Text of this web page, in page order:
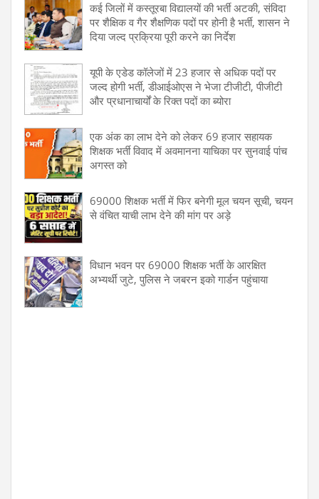
कई जिलों में कस्तूरबा विद्यालयों की भर्ती अटकी, संविदा
पर शैक्षिक व गैर शैक्षणिक पदों पर होनी है भर्ती, शासन ने
दिया जल्द प्रक्रिया पूरी करने का निर्देश
यूपी के एडेड कॉलेजों में 23 हजार से अधिक पदों पर
जल्द होगी भर्ती, डीआईओएस ने भेजा टीजीटी, पीजीटी
और प्रधानाचार्यों के रिक्त पदों का ब्योरा
एक अंक का लाभ देने को लेकर 69 हजार सहायक
शिक्षक भर्ती विवाद में अवमानना याचिका पर सुनवाई पांच
अगस्त को
69000 शिक्षक भर्ती में फिर बनेगी मूल चयन सूची, चयन
से वंचित याची लाभ देने की मांग पर अड़े
विधान भवन पर 69000 शिक्षक भर्ती के आरक्षित
अभ्यर्थी जुटे, पुलिस ने जबरन इको गार्डन पहुंचाया